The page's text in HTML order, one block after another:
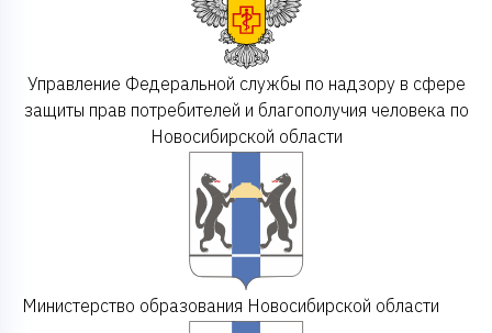
Управление Федеральной службы по надзору в сфере
защиты прав потребителей и благополучия человека по
Новосибирской области
Министерство образования Новосибирской области